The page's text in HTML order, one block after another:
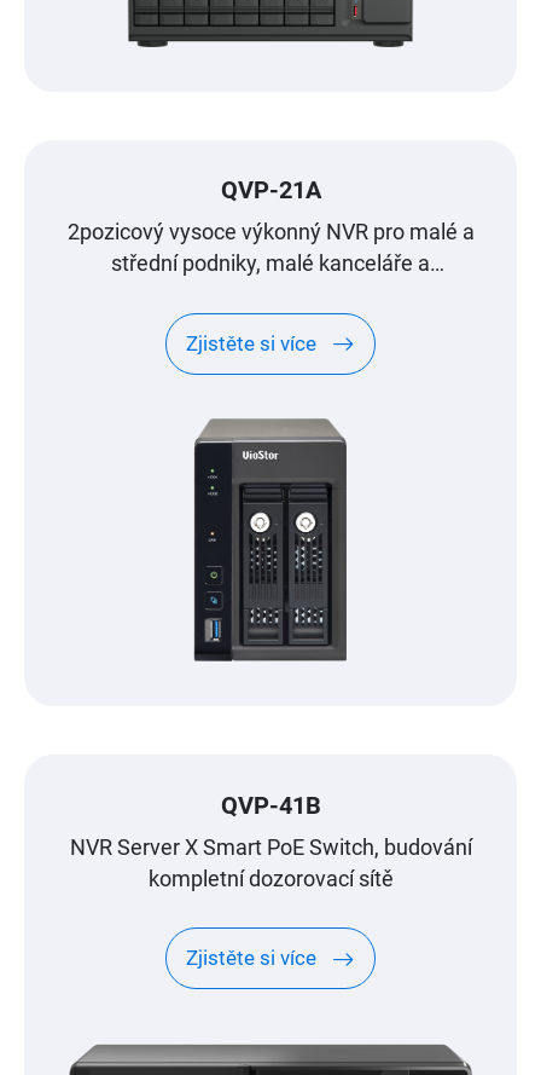
QVP-21A
2pozicový vysoce výkonný NVR pro malé a
střední podniky, malé kanceláře a
Zjistěte si více
QVP-41B
NVR Server X Smart PoE Switch, budování
kompletní dozorovací sítě
Zjistěte si více